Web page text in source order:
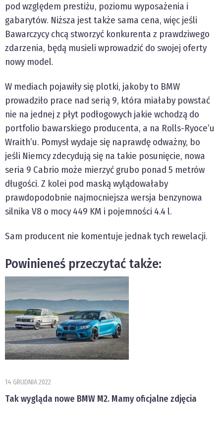
pod względem prestiżu, poziomu wyposażenia i
gabarytów. Niższa jest także sama cena, więc jeśli
Bawarczycy chcą stworzyć konkurenta z prawdziwego
zdarzenia, będą musieli wprowadzić do swojej oferty
nowy model.
W mediach pojawiły się plotki, jakoby to BMW
prowadziło prace nad serią 9, która miałaby powstać
nie na jednej z płyt podłogowych jakie wchodzą do
portfolio bawarskiego producenta, a na Rolls-Ryoce’u
Wraith’u. Pomysł wydaje się naprawdę odważny, bo
jeśli Niemcy zdecydują się na takie posunięcie, nowa
seria 9 Cabrio może mierzyć grubo ponad 5 metrów
długości. Z kolei pod maską wylądowałaby
prawdopodobnie najmocniejsza wersja benzynowa
silnika V8 o mocy 449 KM i pojemności 4.4 l.
Sam producent nie komentuje jednak tych rewelacji.
Powinieneś przeczytać także:
14 GRUDNIA 2022
Tak wygląda nowe BMW M2. Mamy oficjalne zdjęcia